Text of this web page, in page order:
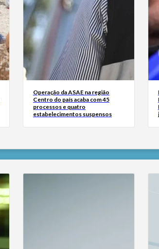
Operação da ASAE na região
Centro do país acaba com 45
processos e quatro
estabelecimentos suspensos